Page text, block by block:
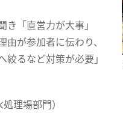
「直営力が大事」
が参加者に伝わり、
絞るなど対策が必要」
処理場部門）